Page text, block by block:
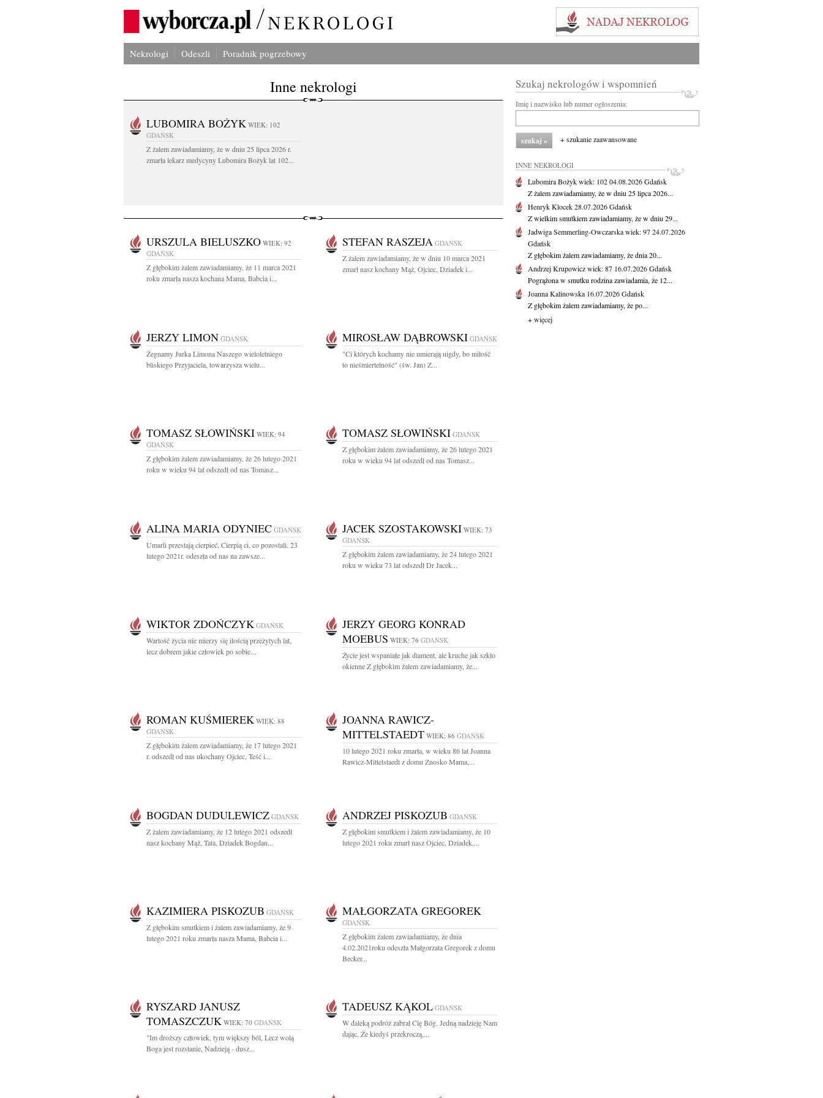
Nekrologi Odeszli Poradnik pogrzebowy
Inne nekrologi
LUBOMIRA BOŻYK WIEK: 102
GDAŃSK
Z żalem zawiadamiamy, że w dniu 25 lipca 2026 r.
zmarła lekarz medycyny Lubomira Bożyk lat 102...
URSZULA BIELUSZKO WIEK: 92
GDAŃSK
Z głębokim żalem zawiadamiamy, że 11 marca 2021
roku zmarła nasza kochana Mama, Babcia i...
STEFAN RASZEJA GDAŃSK
Z żalem zawiadamiamy, że w dniu 10 marca 2021
zmarł nasz kochany Mąż, Ojciec, Dziadek i...
JERZY LIMON GDAŃSK
Żegnamy Jurka Limona Naszego wieloletniego
bliskiego Przyjaciela, towarzysza wielu...
MIROSŁAW DĄBROWSKI GDAŃSK
"Ci których kochamy nie umierają nigdy, bo miłość
to nieśmiertelność" (św. Jan) Z...
TOMASZ SŁOWIŃSKI WIEK: 94
GDAŃSK
Z głębokim żalem zawiadamiamy, że 26 lutego 2021
roku w wieku 94 lat odszedł od nas Tomasz...
TOMASZ SŁOWIŃSKI GDAŃSK
Z głębokim żalem zawiadamiamy, że 26 lutego 2021
roku w wieku 94 lat odszedł od nas Tomasz...
ALINA MARIA ODYNIEC GDAŃSK
Umarli przestają cierpieć, Cierpią ci, co pozostali. 23
lutego 2021r. odeszła od nas na zawsze...
JACEK SZOSTAKOWSKI WIEK: 73
GDAŃSK
Z głębokim żalem zawiadamiamy, że 24 lutego 2021
roku w wieku 73 lat odszedł Dr Jacek...
WIKTOR ZDOŃCZYK GDAŃSK
Wartość życia nie mierzy się ilością przeżytych lat,
lecz dobrem jakie człowiek po sobie...
JERZY GEORG KONRAD
MOEBUS WIEK: 76 GDAŃSK
Życie jest wspaniałe jak diament, ale kruche jak szkło
okienne Z głębokim żalem zawiadamiamy, że...
ROMAN KUŚMIEREK WIEK: 88
GDAŃSK
Z głębokim żalem zawiadamiamy, że 17 lutego 2021
r. odszedł od nas ukochany Ojciec, Teść i...
JOANNA RAWICZ-
MITTELSTAEDT WIEK: 86 GDAŃSK
10 lutego 2021 roku zmarła, w wieku 86 lat Joanna
Rawicz-Mittelstaedt z domu Znosko Mama,...
BOGDAN DUDULEWICZ GDAŃSK
Z żalem zawiadamiamy, że 12 lutego 2021 odszedł
nasz kochany Mąż, Tata, Dziadek Bogdan...
ANDRZEJ PISKOZUB GDAŃSK
Z głębokim smutkiem i żalem zawiadamiamy, że 10
lutego 2021 roku zmarł nasz Ojciec, Dziadek,...
KAZIMIERA PISKOZUB GDAŃSK
Z głębokim smutkiem i żalem zawiadamiamy, że 9
lutego 2021 roku zmarła nasza Mama, Babcia i...
MAŁGORZATA GREGOREK
GDAŃSK
Z głębokim żalem zawiadamiamy, że dnia
4.02.2021roku odeszła Małgorzata Gregorek z domu
Becker...
RYSZARD JANUSZ
TOMASZCZUK WIEK: 70 GDAŃSK
"Im droższy człowiek, tym większy ból, Lecz wolą
Boga jest rozstanie, Nadzieją - dusz...
TADEUSZ KĄKOL GDAŃSK
W daleką podróż zabrał Cię Bóg. Jedną nadzieję Nam
dając, Że kiedyś przekroczą,...
Szukaj nekrologów i wspomnień
Imię i nazwisko lub numer ogłoszenia:
+ szukanie zaawansowane
INNE NEKROLOGI
Lubomira Bożykwiek: 10204.08.2026Gdańsk
Z żalem zawiadamiamy, że w dniu 25 lipca 2026...
Henryk Klocek28.07.2026Gdańsk
Z wielkim smutkiem zawiadamiamy, że w dniu 29...
Jadwiga Semmerling-Owczarskawiek: 9724.07.2026
Gdańsk
Z głębokim żalem zawiadamiamy, że dnia 20...
Andrzej Krupowiczwiek: 87 16.07.2026Gdańsk
Pogrążona w smutku rodzina zawiadamia, że 12...
Joanna Kalinowska 16.07.2026Gdańsk
Z głębokim żalem zawiadamiamy, że po...
+ więcej